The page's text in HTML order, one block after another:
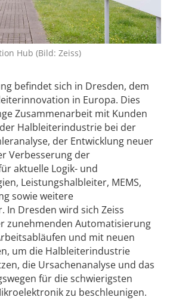
Hub (Bild: Zeiss)
befindet sich in Dresden, dem
in Europa. Dies
Zusammenarbeit mit Kunden
Halbleiterindustrie bei der
der Entwicklung neuer
Verbesserung der
aktuelle Logik- und
Leistungshalbleiter, MEMS,
sowie weitere
In Dresden wird sich Zeiss
zunehmenden Automatisierung
und mit neuen
um die Halbleiterindustrie
die Ursachenanalyse und das
für die schwierigsten
zu beschleunigen.